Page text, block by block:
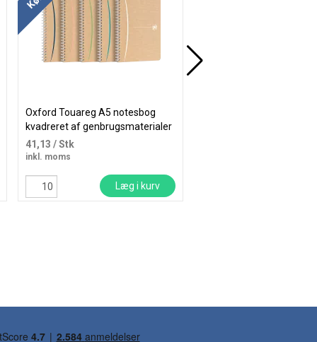
Oxford Touareg A5 notesbog
kvadreret af genbrugsmaterialer
100 sider
41,13 / Stk
inkl. moms
Læg i kurv